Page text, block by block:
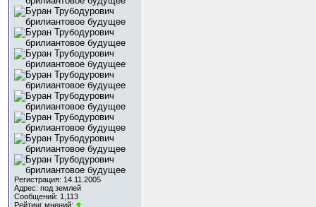
Регистрация: 14.11.2005
Адрес: под землей
Сообщений: 1,113
Рейтинг мнений: